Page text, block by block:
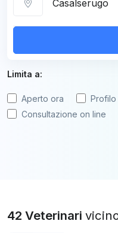
Limita a:
Aperto ora
Profilo
Consultazione on line
42 Veterinari